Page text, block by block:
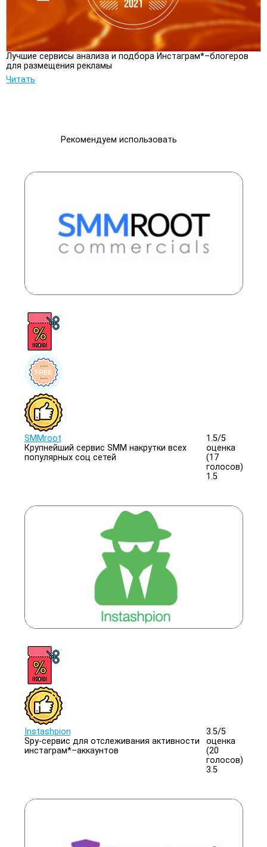
Лучшие сервисы анализа и подбора Инстаграм*–блогеров
для размещения рекламы
Читать
Рекомендуем использовать
SMMroot
Крупнейший сервис SMM накрутки всех
популярных соц сетей
1.5/5
оценка
(17
голосов)
1.5
Instashpion
Spy-сервис для отслеживания активности
инстаграм*–аккаунтов
3.5/5
оценка
(20
голосов)
3.5